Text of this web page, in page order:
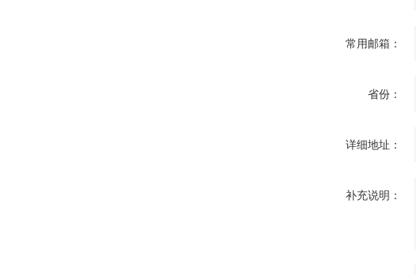
常用邮箱：
省份：
详细地址：
补充说明：